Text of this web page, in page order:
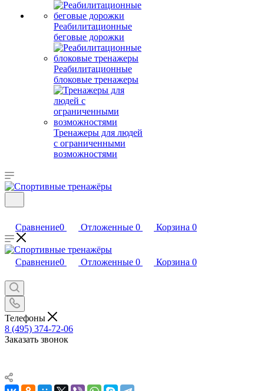
Реабилитационные
беговые дорожки
Реабилитационные
блоковые тренажеры
Тренажеры для людей
с ограниченными
возможностями
Сравнение0 Отложенные 0 Корзина 0
Сравнение0 Отложенные 0 Корзина 0
Телефоны
8 (495) 374-72-06
Заказать звонок